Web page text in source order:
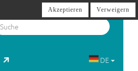
DE
Akzeptieren Verweigern